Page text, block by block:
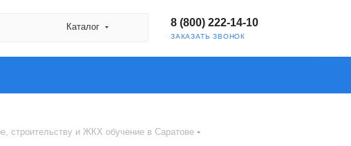
Каталог 8 (800) 222-14-10
ЗАКАЗАТЬ ЗВОНОК
строительству и ЖКХ обучение в Саратове